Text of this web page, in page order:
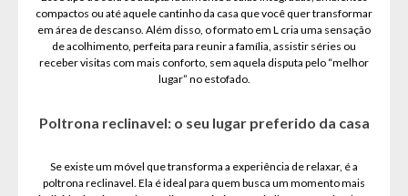
compactos ou até aquele cantinho da casa que você quer transformar
em área de descanso. Além disso, o formato em L cria uma sensação
de acolhimento, perfeita para reunir a família, assistir séries ou
receber visitas com mais conforto, sem aquela disputa pelo “melhor
lugar” no estofado.
Poltrona reclinavel: o seu lugar preferido da casa
Se existe um móvel que transforma a experiência de relaxar, é a
poltrona reclinavel. Ela é ideal para quem busca um momento mais